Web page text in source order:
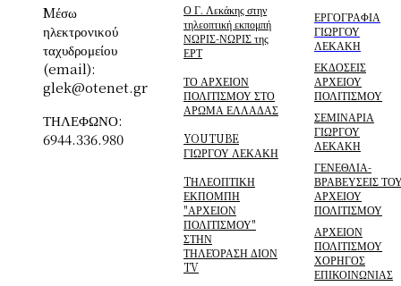
Mέσω
ηλεκτρονικού
ταχυδρομείου
(email):
glek@otenet.gr
ΤΗΛΕΦΩΝΟ:
6944.336.980
Ο Γ. Λεκάκης στην
τηλεοπτική εκπομπή
ΝΩΡΙΣ-ΝΩΡΙΣ της
ΕΡΤ
ΤΟ ΑΡΧΕΙΟΝ
ΠΟΛΙΤΙΣΜΟΥ ΣΤΟ
ΑΡΩΜΑ ΕΛΛΑΔΑΣ
YOUTUBE
ΓΙΩΡΓΟΥ ΛΕΚΑΚΗ
TΗΛΕΟΠΤΙΚΗ
ΕΚΠΟΜΠΗ
"ΑΡΧΕΙΟΝ
ΠΟΛΙΤΙΣΜΟΥ"
ΣΤΗΝ
ΤΗΛΕΌΡΑΣΗ ΔΙΟΝ
TV
ΕΡΓΟΓΡΑΦΙΑ
ΓΙΩΡΓΟΥ
ΛΕΚΑΚΗ
ΕΚΔΟΣΕΙΣ
ΑΡΧΕΙΟΥ
ΠΟΛΙΤΙΣΜΟΥ
ΣΕΜΙΝΑΡΙΑ
ΓΙΩΡΓΟΥ
ΛΕΚΑΚΗ
ΓΕΝΕΘΛΙΑ-
ΒΡΑΒΕΥΣΕΙΣ
ΑΡΧΕΙΟΥ
ΠΟΛΙΤΙΣΜΟΥ
ΑΡΧΕΙΟΝ
ΠΟΛΙΤΙΣΜΟΥ
ΧΟΡΗΓΟΣ
ΕΠΙΚΟΙΝΩΝΙΑΣ